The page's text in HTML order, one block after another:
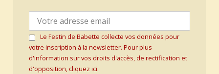
Le Festin de Babette collecte vos données pour
votre inscription à la newsletter. Pour plus
d'information sur vos droits d'accès, de rectification et
d'opposition, cliquez ici.